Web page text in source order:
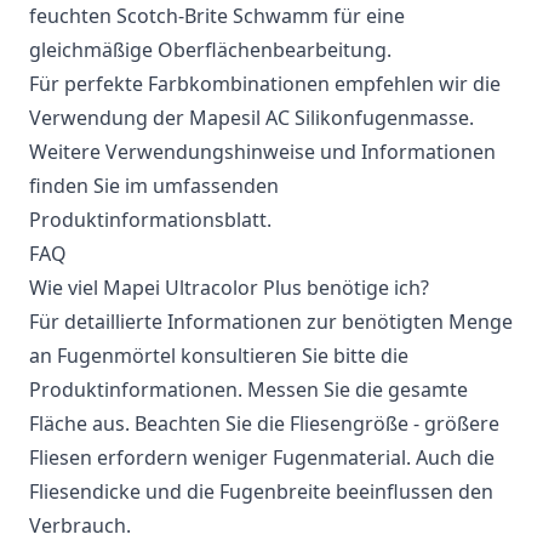
feuchten Scotch-Brite Schwamm für eine
gleichmäßige Oberflächenbearbeitung.
Für perfekte Farbkombinationen empfehlen wir die
Verwendung der Mapesil AC Silikonfugenmasse.
Weitere Verwendungshinweise und Informationen
finden Sie im umfassenden
Produktinformationsblatt.
FAQ
Wie viel Mapei Ultracolor Plus benötige ich?
Für detaillierte Informationen zur benötigten Menge
an Fugenmörtel konsultieren Sie bitte die
Produktinformationen. Messen Sie die gesamte
Fläche aus. Beachten Sie die Fliesengröße - größere
Fliesen erfordern weniger Fugenmaterial. Auch die
Fliesendicke und die Fugenbreite beeinflussen den
Verbrauch.